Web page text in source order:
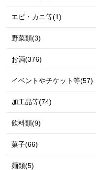
エビ・カニ等(1)
野菜類(3)
お酒(376)
イベントやチケット等(57)
加工品等(74)
飲料類(9)
菓子(66)
麺類(5)